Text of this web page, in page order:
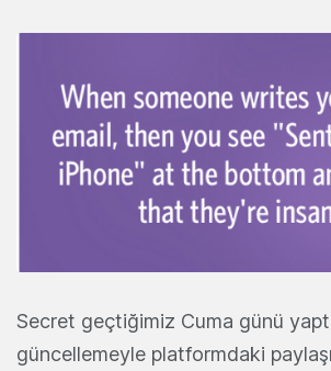
Secret geçtiğimiz Cuma günü
güncellemeyle platformdaki